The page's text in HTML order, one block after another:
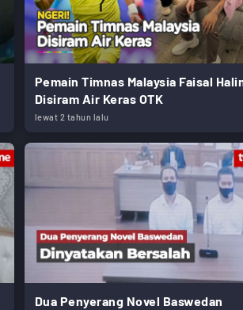
Pemain Timnas Malaysia Faisal
Disiram Air Keras OTK
lewat 2 tahun lalu
Dua Penyerang Novel Baswedan